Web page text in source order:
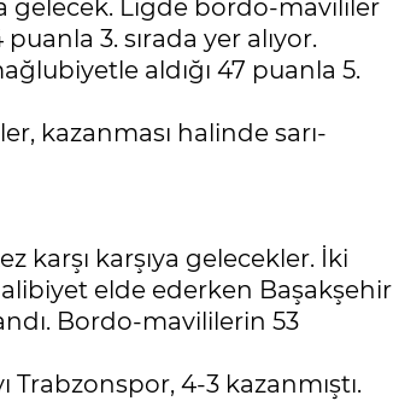
gelecek. Ligde bordo-mavililer
3. sırada yer alıyor.
aldığı 47 puanla 5.
kazanması halinde sarı-
karşı karşıya gelecekler. İki
elde ederken Başakşehir
Bordo-mavililerin 53
4-3 kazanmıştı.